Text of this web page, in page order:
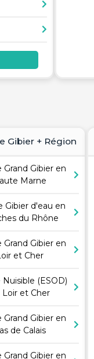
Gibier + Région
Grand Gibier en
Marne
Gibier d'eau en
du Rhône
Grand Gibier en
et Cher
Nuisible (ESOD)
Loir et Cher
Grand Gibier en
de Calais
Grand Gibier en